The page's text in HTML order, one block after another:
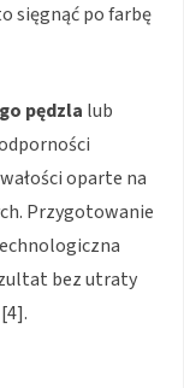
sięgnąć po farbę
pędzla lub
oparte na
Przygotowanie
bez utraty